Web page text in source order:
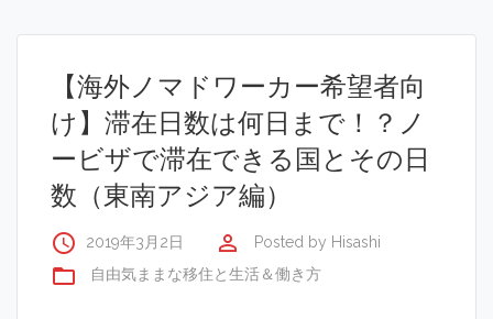
【海外ノマドワーカー希望者向
け】滞在日数は何日まで！？ノ
ービザで滞在できる国とその日
数（東南アジア編）
access_time 2019年3月2日 perm_identity Posted by Hisashi
folder_open 自由気ままな移住と生活＆働き方